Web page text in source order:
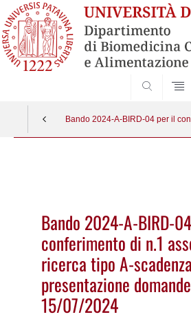
Bando 2024-A-BIRD-04 per il
Bando 2024-A-BIRD-
conferimento di n.1
ricerca tipo A-scadenza
presentazione domande
15/07/2024